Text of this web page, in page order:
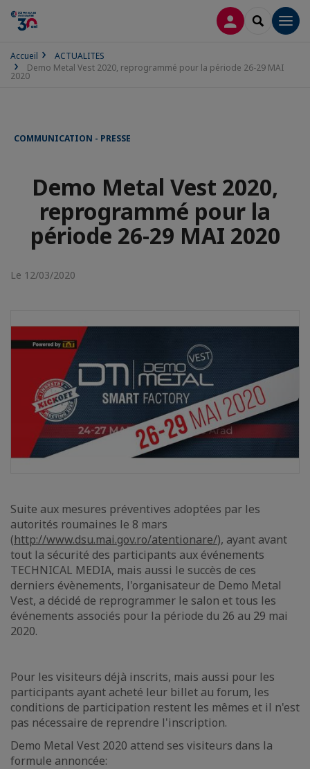
CONNEXION
Accueil
ACTUALITES
Demo Metal Vest 2020, reprogrammé pour la période 26-29 MAI
2020
COMMUNICATION - PRESSE
Demo Metal Vest 2020,
reprogrammé pour la
période 26-29 MAI 2020
Le 12/03/2020
Suite aux mesures préventives adoptées par les
autorités roumaines le 8 mars
(http://www.dsu.mai.gov.ro/atentionare/), ayant avant
tout la sécurité des participants aux événements
TECHNICAL MEDIA, mais aussi le succès de ces
derniers évènements, l'organisateur de Demo Metal
Vest, a décidé de reprogrammer le salon et tous les
événements associés pour la période du 26 au 29 mai
2020.
Pour les visiteurs déjà inscrits, mais aussi pour les
participants ayant acheté leur billet au forum, les
conditions de participation restent les mêmes et il n'est
pas nécessaire de reprendre l'inscription.
Demo Metal Vest 2020 attend ses visiteurs dans la
formule annoncée: